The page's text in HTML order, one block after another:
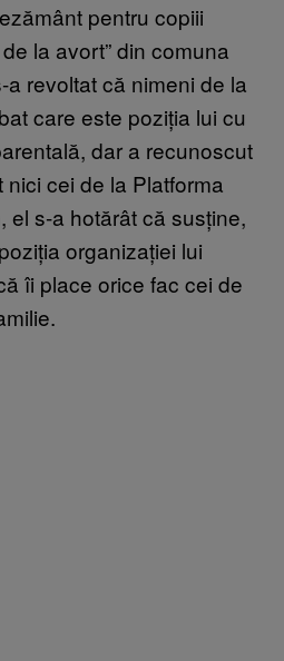
pentru copiii
la avort” din comuna
revoltat că nimeni de la
care este poziția lui cu
dar a recunoscut
cei de la Platforma
el s-a hotărât că susține,
organizației lui
îi place orice fac cei de